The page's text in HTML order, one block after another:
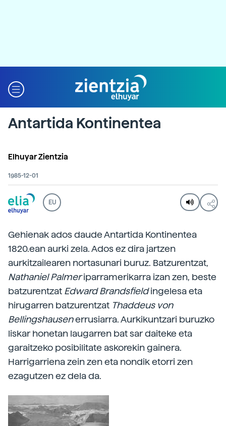
Antartida Kontinentea
Elhuyar Zientzia
1985-12-01
EU
Gehienak ados daude Antartida Kontinentea
1820.ean aurki zela. Ados ez dira jartzen
aurkitzailearen nortasunari buruz. Batzurentzat,
Nathaniel Palmeriparramerikarra izan zen, beste
batzurentzat Edward Brandsfieldingelesa eta
hirugarren batzurentzat Thaddeus von
Bellingshausenerrusiarra. Aurkikuntzari buruzko
liskar honetan laugarren bat sar daiteke eta
garaitzeko posibilitate askorekin gainera.
Harrigarriena zein zen eta nondik etorri zen
ezagutzen ez dela da.